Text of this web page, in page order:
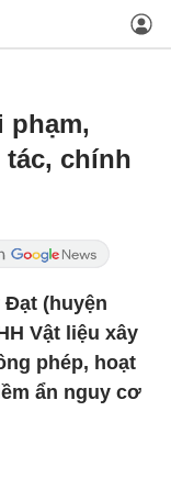
phạm,
chính
(huyện
Vật liệu xây
phép, hoạt
ẩn nguy cơ